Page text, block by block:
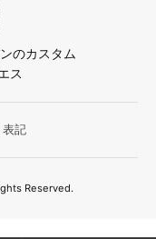
のカスタム
ス
表記
Reserved.